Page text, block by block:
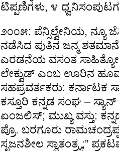
ಟಿಪ್ಪಣಿಗಳು, ೪
೨೦೦೫: ಪೆನ್ಸಿಲ್ವೇನಿಯ, ನ್ಯೂ
ನಡೆಸಿದ ಪುತಿನ ಜನ್ಮ
ಎರಡನೆಯ ವಸಂತ
ಲೇಕ್ವುಡ್ ಎಂಬ ಊರಿನ
ಸಹಪ್ರವರ್ತಕರು: ಕರ್ನಾಟಕ
ಕಸ್ತೂರಿ ಕನ್ನಡ ಸಂಘ –
ಏಂಜಲಿಸ್; ಮುಖ್ಯ ವಸ್ತು:
ಪ್ರೊ. ಬರಗೂರು
ಸೃಜನಶೀಲ ಸ್ವಾತಂತ್ರ್ಯ;”